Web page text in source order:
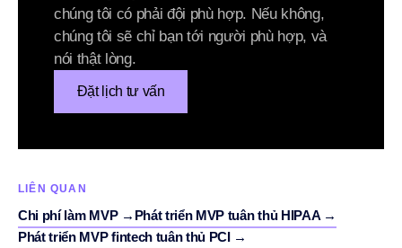
chúng tôi có phải đội phù hợp. Nếu không,
chúng tôi sẽ chỉ bạn tới người phù hợp, và
nói thật lòng.
Đặt lịch tư vấn
LIÊN QUAN
Chi phí làm MVP→ Phát triển MVP tuân thủ HIPAA→
Phát triển MVP fintech tuân thủ PCI→